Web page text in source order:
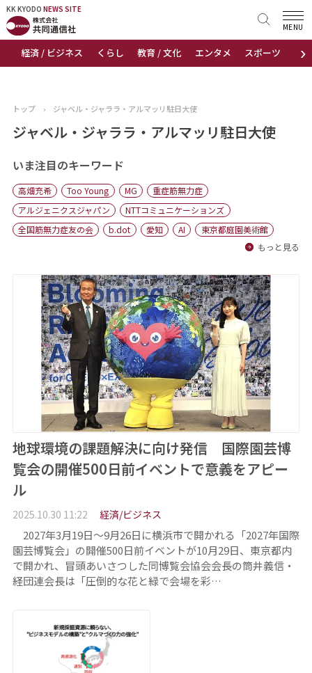
KK KYODO NEWS SITE
›
経済 / ビジネス くらし 教育 / 文化 エンタメ スポーツ 地域
MENU
KK KYODONEWS SITE
トップページ
ニュース
おすすめコンテンツ
出版物
会社概要
トップ › ジャベル・ジャララ・アルマッリ駐日大使
ジャベル・ジャララ・アルマッリ駐日大使
いま注目のキーワード
高畑充希 Too Young MG
重症筋無力症
アルジェニクスジャパン
NTTコミュニケーションズ
全国筋無力症友の会
b.dot 愛知 AI
東京都庭園美術館
もっと見る
地球環境の課題解決に向け発信 国際園芸博
覧会の開催500日前イベントで意義をアピー
ル
2025.10.30 11:22 経済/ビジネス
2027年3月19日～9月26日に横浜市で開かれる「2027年国際
園芸博覧会」の開催500日前イベントが10月29日、東京都内
で開かれ、冒頭あいさつした同博覧会協会会長の筒井義信・
経団連会長は「圧倒的な花と緑で会場を彩…